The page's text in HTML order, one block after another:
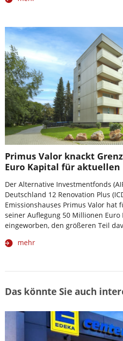
Primus Valor knackt
Euro Kapital für aktuellen
Der Alternative Investmentfonds
Deutschland 12 Renovation Plus
Emissionshauses Primus Valor hat
seiner Auflegung 50 Millionen
eingeworben, den größeren Teil
mehr
Das könnte Sie auch